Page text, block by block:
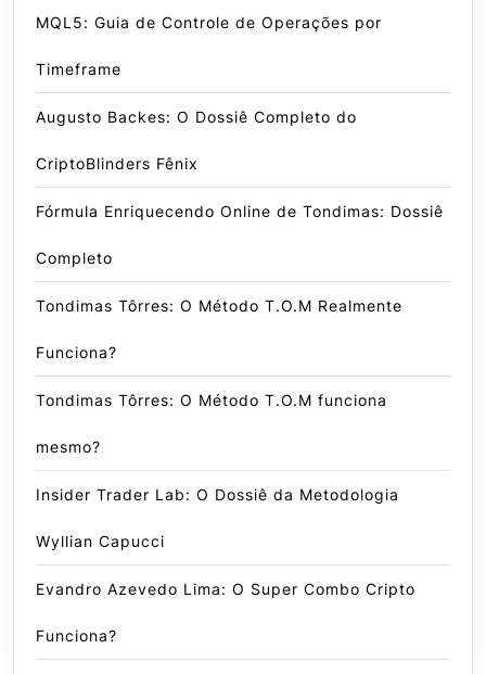
MQL5: Guia de Controle de Operações por
Timeframe
Augusto Backes: O Dossiê Completo do
CriptoBlinders Fênix
Fórmula Enriquecendo Online de Tondimas: Dossiê
Completo
Tondimas Tôrres: O Método T.O.M Realmente
Funciona?
Tondimas Tôrres: O Método T.O.M funciona
mesmo?
Insider Trader Lab: O Dossiê da Metodologia
Wyllian Capucci
Evandro Azevedo Lima: O Super Combo Cripto
Funciona?